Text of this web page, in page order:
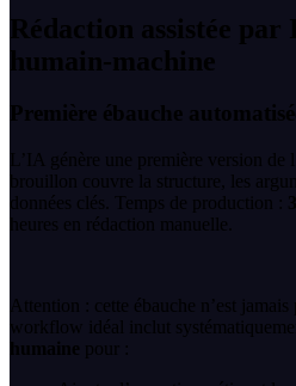
Rédaction assistée par
humain-machine
Première ébauche
L’IA génère une première version de
brouillon couvre la structure, les
données clés. Temps de production :
heures en rédaction manuelle.
Attention : cette ébauche n’est
workflow idéal inclut
humaine pour :